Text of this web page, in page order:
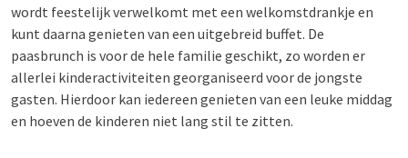
wordt feestelijk verwelkomt met een welkomstdrankje en
kunt daarna genieten van een uitgebreid buffet. De
paasbrunch is voor de hele familie geschikt, zo worden er
allerlei kinderactiviteiten georganiseerd voor de jongste
gasten. Hierdoor kan iedereen genieten van een leuke middag
en hoeven de kinderen niet lang stil te zitten.